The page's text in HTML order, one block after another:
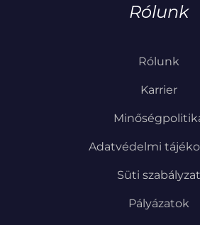
Rólunk
Rólunk
Karrier
Adatvédelmi
Süti szabályzat
Pályázatok